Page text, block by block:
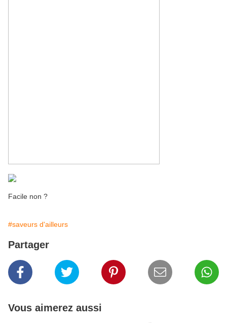
Facile non ?
#saveurs d'ailleurs
Partager
Vous aimerez aussi